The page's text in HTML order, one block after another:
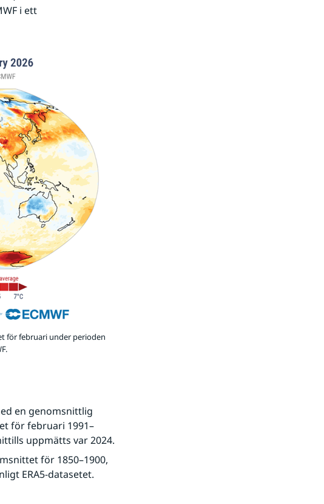
i ett
för februari under perioden
en genomsnittlig
för februari 1991–
uppmätts var 2024.
för 1850–1900,
ERA5-datasetet.